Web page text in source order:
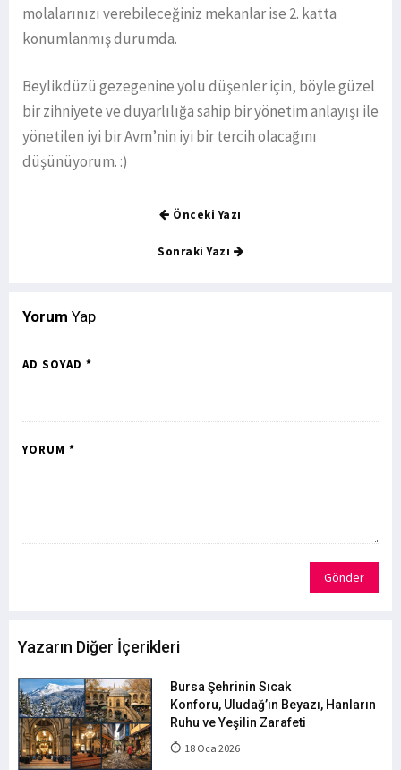
molalarınızı verebileceğiniz mekanlar ise 2. katta
konumlanmış durumda.
Beylikdüzü gezegenine yolu düşenler için, böyle güzel
bir zihniyete ve duyarlılığa sahip bir yönetim anlayışı ile
yönetilen iyi bir Avm’nin iyi bir tercih olacağını
düşünüyorum. :)
Önceki Yazı
Sonraki Yazı
Yorum Yap
AD SOYAD *
YORUM *
Gönder
Yazarın Diğer İçerikleri
Bursa Şehrinin Sıcak
Konforu, Uludağ’ın Beyazı, Hanların
Ruhu ve Yeşilin Zarafeti
18 Oca 2026